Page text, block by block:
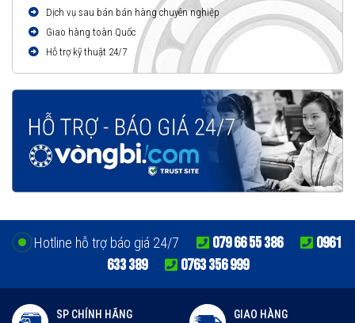
Dịch vụ sau bán bán hàng chuyên nghiệp
Giao hàng toàn Quốc
Hỗ trợ kỹ thuật 24/7
Hotline hỗ trợ báo giá 24/7 079 66 55 386
0961
633 389
0763 356 999
SP CHÍNH HÃNG
GIAO HÀNG